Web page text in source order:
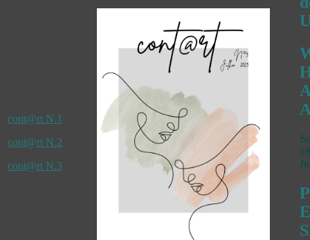
cont@rt N.1
cont@rt N.2
cont@rt N.3
18